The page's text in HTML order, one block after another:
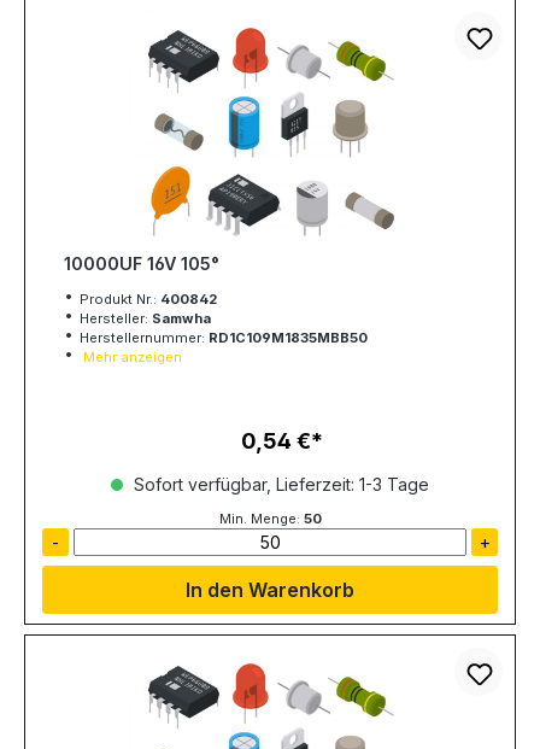
10000UF 16V 105°
Produkt Nr.: 400842
Hersteller: Samwha
Herstellernummer: RD1C109M1835MBB50
Mehr anzeigen
Regulärer Preis:
0,54 €
Sofort verfügbar, Lieferzeit: 1-3 Tage
Min. Menge: 50
- +
In den Warenkorb